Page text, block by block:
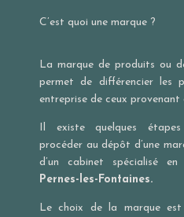
C’est quoi une marque ?
La marque de produits ou
permet de différencier les
entreprise de ceux provenant
Il existe quelques
procéder au dépôt d’une
d’un cabinet spécialisé en
Pernes-les-Fontaines.
Le choix de la marque